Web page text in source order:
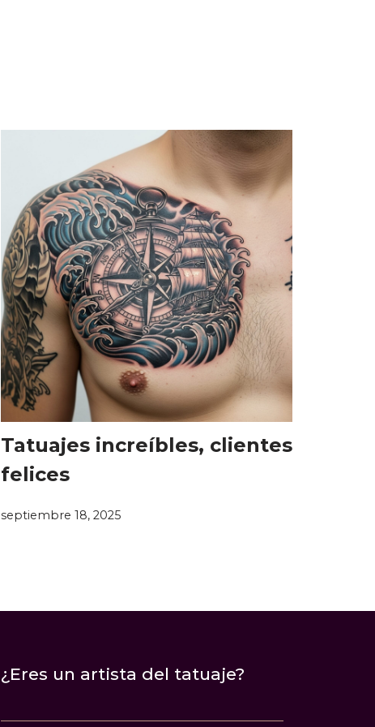
Tatuajes increíbles, clientes
felices
septiembre 18, 2025
¿Eres un artista del tatuaje?